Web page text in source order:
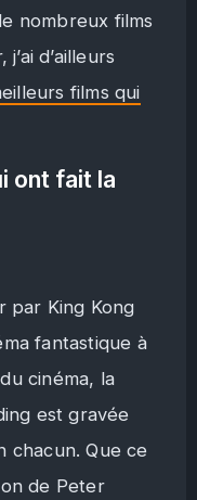
nombreux films
d’ailleurs
films qui
ont fait la
par King Kong
fantastique à
cinéma, la
est gravée
chacun. Que ce
de Peter